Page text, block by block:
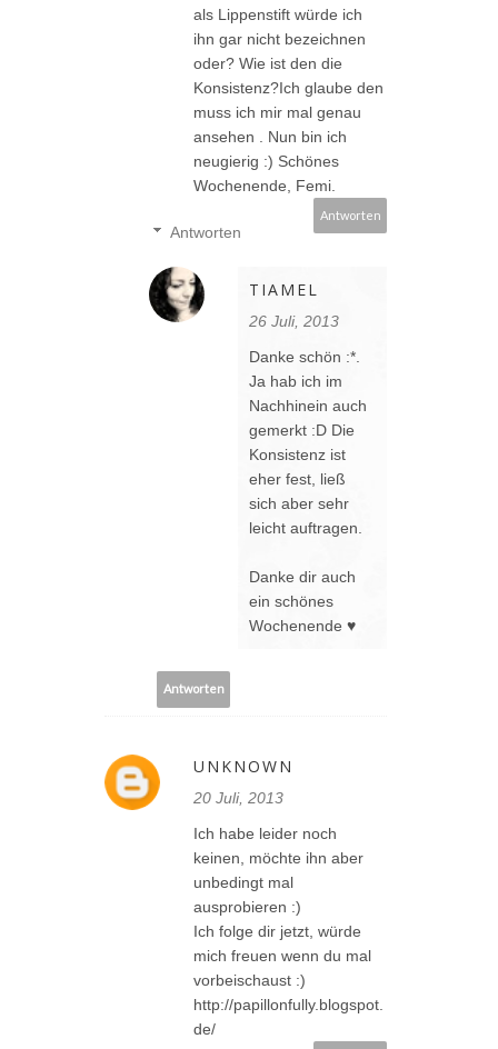
als Lippenstift würde ich
ihn gar nicht bezeichnen
oder? Wie ist den die
Konsistenz?Ich glaube den
muss ich mir mal genau
ansehen . Nun bin ich
neugierig :) Schönes
Wochenende, Femi.
Antworten
Antworten
TIAMEL
26 Juli, 2013
Danke schön :*.
Ja hab ich im
Nachhinein auch
gemerkt :D Die
Konsistenz ist
eher fest, ließ
sich aber sehr
leicht auftragen.
Danke dir auch
ein schönes
Wochenende ♥
Antworten
UNKNOWN
20 Juli, 2013
Ich habe leider noch
keinen, möchte ihn aber
unbedingt mal
ausprobieren :)
Ich folge dir jetzt, würde
mich freuen wenn du mal
vorbeischaust :)
http://papillonfully.blogspot.
de/